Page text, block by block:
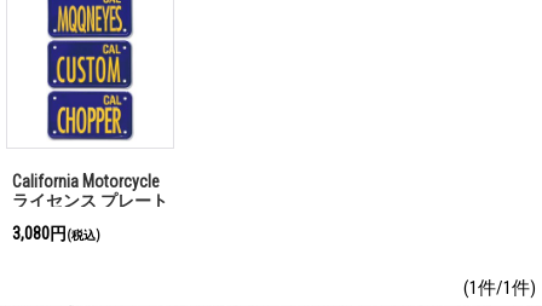
California Motorcycle
ライセンス プレート
3,080円 (税込)
(1件/1件)